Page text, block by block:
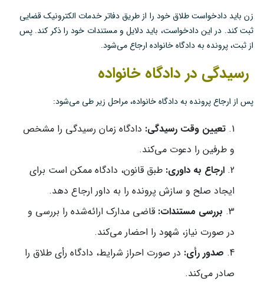
زن باید دادخواست طلاق خود را از طریق دفاتر خدمات الکترونیک قضایی
ثبت کند. در این دادخواست، باید دلایل و مستندات خود را ذکر کند. پس
از ثبت، پرونده به دادگاه خانواده ارجاع می‌شود.
رسیدگی در دادگاه خانواده
پس از ارجاع پرونده به دادگاه خانواده، مراحل زیر طی می‌شود:
تعیین وقت رسیدگی: دادگاه زمان رسیدگی را مشخص
و طرفین را دعوت می‌کند.
ارجاع به داوری: طبق قانون، دادگاه ممکن است برای
ایجاد صلح و سازش پرونده را به داور ارجاع دهد.
بررسی مستندات: قاضی مدارک ارائه‌شده را بررسی و
در صورت نیاز، شهود را احضار می‌کند.
صدور رأی: در صورت احراز شرایط، دادگاه رأی طلاق را
صادر می‌کند.